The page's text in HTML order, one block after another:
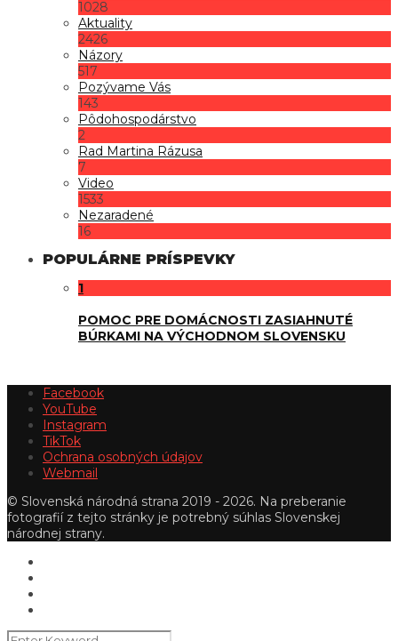
1028
Aktuality
2426
Názory
517
Pozývame Vás
143
Pôdohospodárstvo
2
Rad Martina Rázusa
7
Video
1533
Nezaradené
16
POPULÁRNE PRÍSPEVKY
1
POMOC PRE DOMÁCNOSTI ZASIAHNUTÉ
BÚRKAMI NA VÝCHODNOM SLOVENSKU
Facebook
YouTube
Instagram
TikTok
Ochrana osobných údajov
Webmail
© Slovenská národná strana 2019 - 2026. Na preberanie
fotografií z tejto stránky je potrebný súhlas Slovenskej
národnej strany.